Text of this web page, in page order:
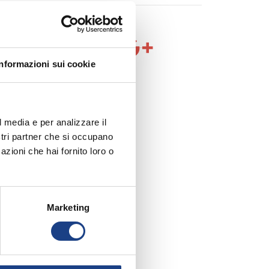
sui cookie
e per analizzare il
partner che si occupano
che hai fornito loro o
Marketing